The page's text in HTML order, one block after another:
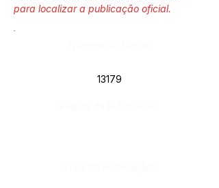
para localizar a publicação oficial.
13179